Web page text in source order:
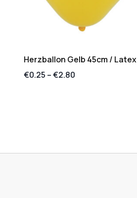
Herzballon Gelb 45cm / Latex
€0.25 –€2.80